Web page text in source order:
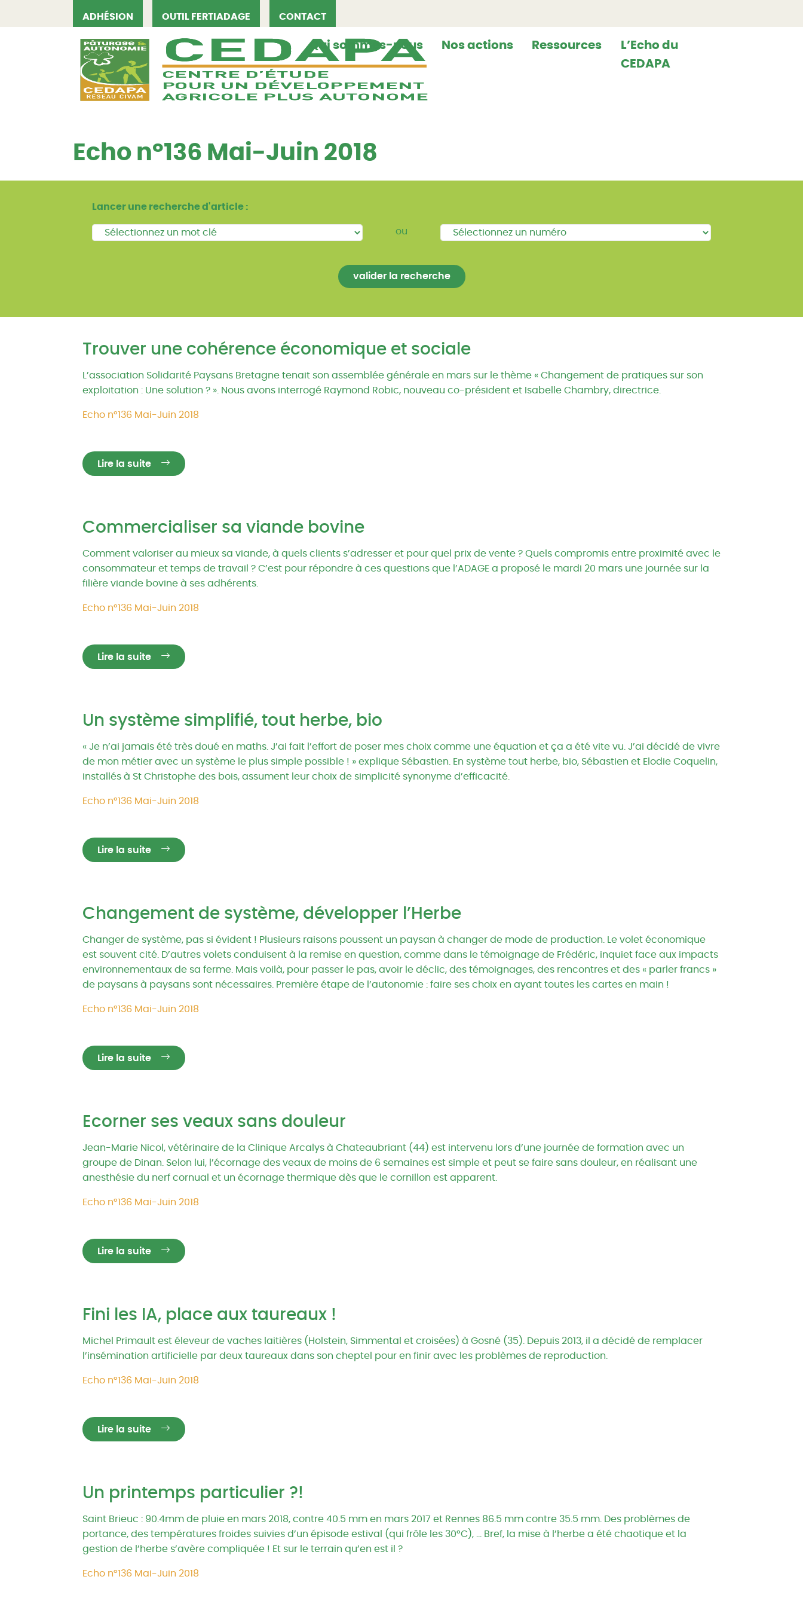
ADHÉSION OUTIL FERTIADAGE CONTACT
CEDAPA Qui sommes-nous Nos actions Ressources
L’Echo du
CEDAPA
Echo n°136 Mai-Juin 2018
Lancer une recherche d'article :
ou
Trouver une cohérence économique et sociale
L’association Solidarité Paysans Bretagne tenait son assemblée générale en mars sur le thème « Changement de pratiques sur son
exploitation : Une solution ? ». Nous avons interrogé Raymond Robic, nouveau co-président et Isabelle Chambry, directrice.
Echo n°136 Mai-Juin 2018
Lire la suite
Commercialiser sa viande bovine
Comment valoriser au mieux sa viande, à quels clients s’adresser et pour quel prix de vente ? Quels compromis entre proximité avec le
consommateur et temps de travail ? C’est pour répondre à ces questions que l’ADAGE a proposé le mardi 20 mars une journée sur la
filière viande bovine à ses adhérents.
Echo n°136 Mai-Juin 2018
Lire la suite
Un système simplifié, tout herbe, bio
« Je n’ai jamais été très doué en maths. J’ai fait l’effort de poser mes choix comme une équation et ça a été vite vu. J’ai décidé de vivre
de mon métier avec un système le plus simple possible ! » explique Sébastien. En système tout herbe, bio, Sébastien et Elodie Coquelin,
installés à St Christophe des bois, assument leur choix de simplicité synonyme d’efficacité.
Echo n°136 Mai-Juin 2018
Lire la suite
Changement de système, développer l’Herbe
Changer de système, pas si évident ! Plusieurs raisons poussent un paysan à changer de mode de production. Le volet économique
est souvent cité. D’autres volets conduisent à la remise en question, comme dans le témoignage de Frédéric, inquiet face aux impacts
environnementaux de sa ferme. Mais voilà, pour passer le pas, avoir le déclic, des témoignages, des rencontres et des « parler francs »
de paysans à paysans sont nécessaires. Première étape de l’autonomie : faire ses choix en ayant toutes les cartes en main !
Echo n°136 Mai-Juin 2018
Lire la suite
Ecorner ses veaux sans douleur
Jean-Marie Nicol, vétérinaire de la Clinique Arcalys à Chateaubriant (44) est intervenu lors d’une journée de formation avec un
groupe de Dinan. Selon lui, l’écornage des veaux de moins de 6 semaines est simple et peut se faire sans douleur, en réalisant une
anesthésie du nerf cornual et un écornage thermique dès que le cornillon est apparent.
Echo n°136 Mai-Juin 2018
Lire la suite
Fini les IA, place aux taureaux !
Michel Primault est éleveur de vaches laitières (Holstein, Simmental et croisées) à Gosné (35). Depuis 2013, il a décidé de remplacer
l’insémination artificielle par deux taureaux dans son cheptel pour en finir avec les problèmes de reproduction.
Echo n°136 Mai-Juin 2018
Lire la suite
Un printemps particulier ?!
Saint Brieuc : 90.4mm de pluie en mars 2018, contre 40.5 mm en mars 2017 et Rennes 86.5 mm contre 35.5 mm. Des problèmes de
portance, des températures froides suivies d’un épisode estival (qui frôle les 30°C), … Bref, la mise à l’herbe a été chaotique et la
gestion de l’herbe s’avère compliquée ! Et sur le terrain qu’en est il ?
Echo n°136 Mai-Juin 2018